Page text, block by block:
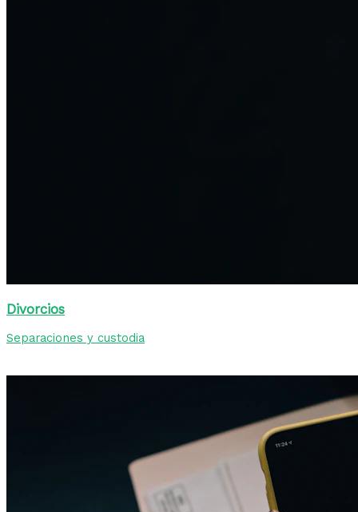
Divorcios
Separaciones y custodia